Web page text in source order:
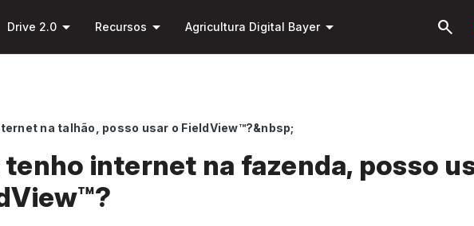
para o
principal
Drive 2.0 arrow_drop_down Recursos arrow_drop_down Agricultura Digital Bayerarrow_drop_down search
na talhão, posso usar o FieldView™?&nbsp;
tenho internet na fazenda, posso